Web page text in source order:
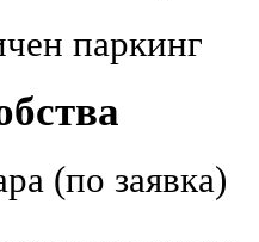
паркинг
(по заявка)